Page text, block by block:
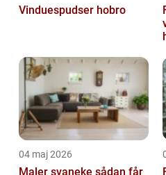
Vinduespudser hobro
04 maj 2026
Maler svaneke sådan får